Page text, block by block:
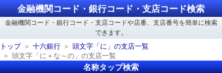
金融機関コード・銀行コード・支店コード検索
金融機関コード・銀行コード・支店コードや店番、支店番号を簡単に検索
できます。
トップ
十六銀行
頭文字「に」の支店一覧
頭文字「に＋な～の」の支店一覧
名称タップ検索